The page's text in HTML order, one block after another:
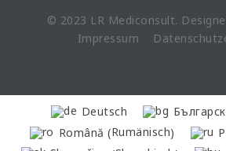
© 2023 LR Mediconsult.
Impressum
Deutsch
Română (Rumänisch)